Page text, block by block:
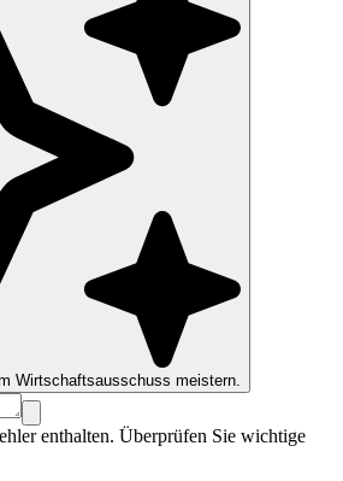
Wirtschaftsausschuss meistern.
enthalten. Überprüfen Sie wichtige